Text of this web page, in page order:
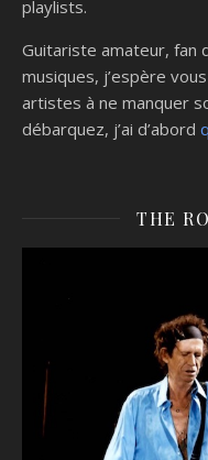
playlists.
Guitariste amateur, fan
musiques, j’espère
artistes à ne manquer
débarquez, j’ai d’abord
THE